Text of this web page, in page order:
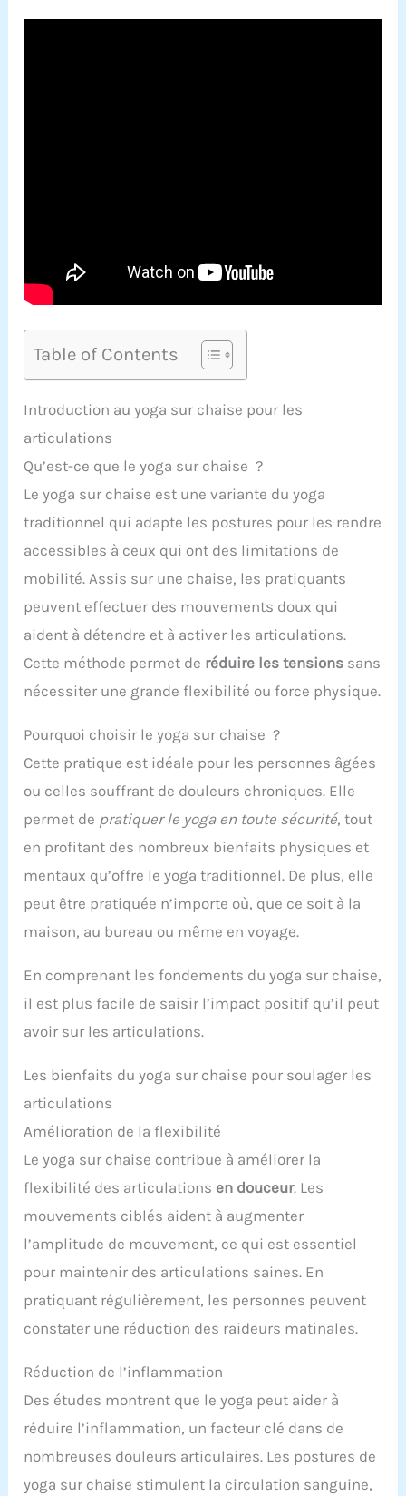
Table of Contents
Introduction au yoga sur chaise pour les
articulations
Qu’est-ce que le yoga sur chaise ?
Le yoga sur chaise est une variante du yoga
traditionnel qui adapte les postures pour les rendre
accessibles à ceux qui ont des limitations de
mobilité. Assis sur une chaise, les pratiquants
peuvent effectuer des mouvements doux qui
aident à détendre et à activer les articulations.
Cette méthode permet de réduire les tensions sans
nécessiter une grande flexibilité ou force physique.
Pourquoi choisir le yoga sur chaise ?
Cette pratique est idéale pour les personnes âgées
ou celles souffrant de douleurs chroniques. Elle
permet de pratiquer le yoga en toute sécurité, tout
en profitant des nombreux bienfaits physiques et
mentaux qu’offre le yoga traditionnel. De plus, elle
peut être pratiquée n’importe où, que ce soit à la
maison, au bureau ou même en voyage.
En comprenant les fondements du yoga sur chaise,
il est plus facile de saisir l’impact positif qu’il peut
avoir sur les articulations.
Les bienfaits du yoga sur chaise pour soulager les
articulations
Amélioration de la flexibilité
Le yoga sur chaise contribue à améliorer la
flexibilité des articulations en douceur. Les
mouvements ciblés aident à augmenter
l’amplitude de mouvement, ce qui est essentiel
pour maintenir des articulations saines. En
pratiquant régulièrement, les personnes peuvent
constater une réduction des raideurs matinales.
Réduction de l’inflammation
Des études montrent que le yoga peut aider à
réduire l’inflammation, un facteur clé dans de
nombreuses douleurs articulaires. Les postures de
yoga sur chaise stimulent la circulation sanguine,